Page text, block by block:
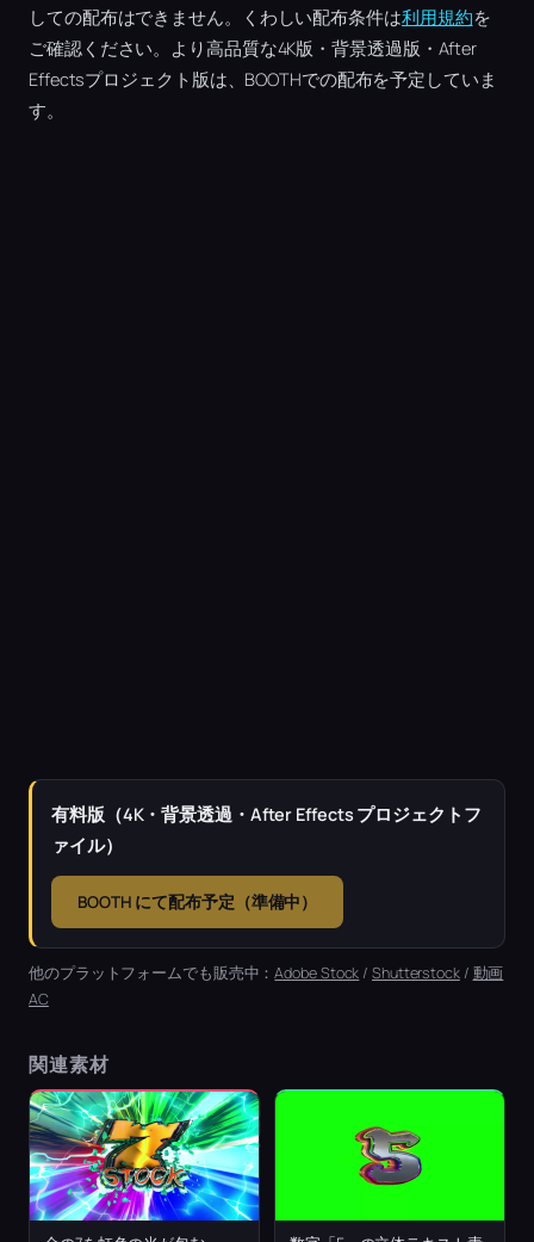
しての配布はできません。くわしい配布条件は利用規約を
ご確認ください。より高品質な4K版・背景透過版・After
Effectsプロジェクト版は、BOOTHでの配布を予定していま
す。
有料版（4K・背景透過・After Effects プロジェクトフ
ァイル）
BOOTH にて配布予定（準備中）
他のプラットフォームでも販売中：Adobe Stock /Shutterstock/ 動画
AC
関連素材